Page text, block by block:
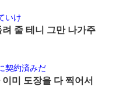
いけ
줄 테니 그만 나가주
契約済みだ
미 도장을 다 찍어서